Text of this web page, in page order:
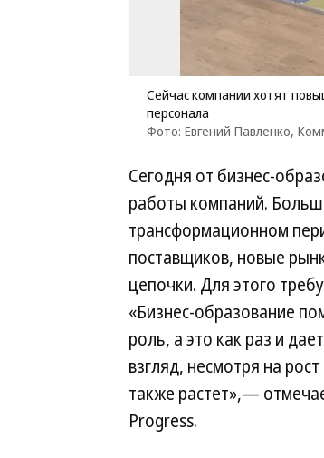
Сейчас компании хотят
персонала
Фото: Евгений Павленко,
Сегодня от бизнес-
работы компаний.
трансформационном
поставщиков, новые
цепочки. Для этого
«Бизнес-образование
роль, а это как раз и
взгляд, несмотря на
также растет»,—
Progress.